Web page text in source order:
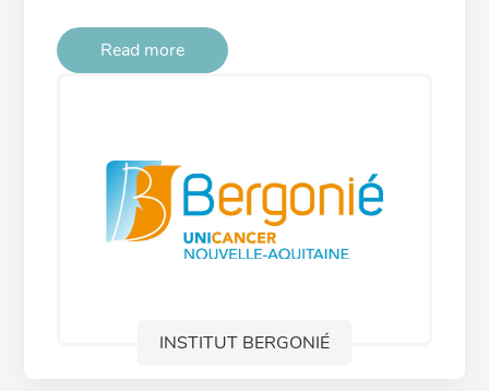
Read more
INSTITUT BERGONIÉ